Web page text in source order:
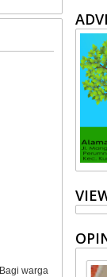
warga